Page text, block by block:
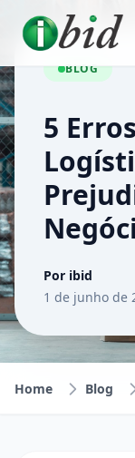
BLOG
5
Por ibid
1 de junho de
Home Blog